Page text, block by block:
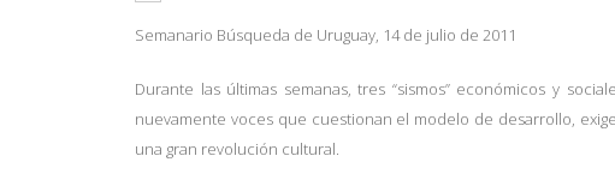
Semanario Búsqueda de Uruguay, 14 de julio de 2011
Durante las últimas semanas, tres “sismos” económicos y
nuevamente voces que cuestionan el modelo de desarrollo,
una gran revolución cultural.